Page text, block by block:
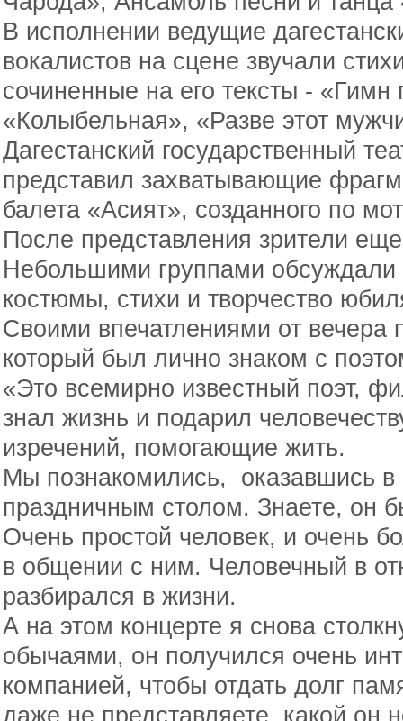
В исполнении ведущие
вокалистов на сцене звучали
сочиненные на его тексты -
«Колыбельная», «Разве этот
Дагестанский государственный
представил захватывающие
балета «Асият», созданного по
После представления зрители
Небольшими группами
костюмы, стихи и творчество
Своими впечатлениями от вечера
который был лично знаком с
«Это всемирно известный поэт,
знал жизнь и подарил
изречений, помогающие жить.
Мы познакомились, оказавшись в
праздничным столом. Знаете, он
Очень простой человек, и очень
в общении с ним. Человечный в
разбирался в жизни.
А на этом концерте я снова
обычаями, он получился очень
компанией, чтобы отдать долг
даже не представляете, какой он